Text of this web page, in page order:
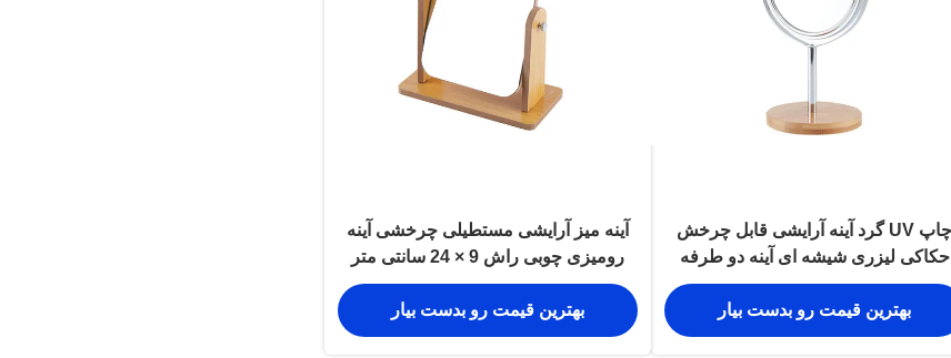
چاپ UV گرد آینه آرایشی قابل چرخش
حکاکی لیزری شیشه ای آینه دو طرفه
بهترین قیمت رو بدست بیار
آینه میز آرایشی مستطیلی چرخشی آینه
رومیزی چوبی راش 9 × 24 سانتی متر
بهترین قیمت رو بدست بیار